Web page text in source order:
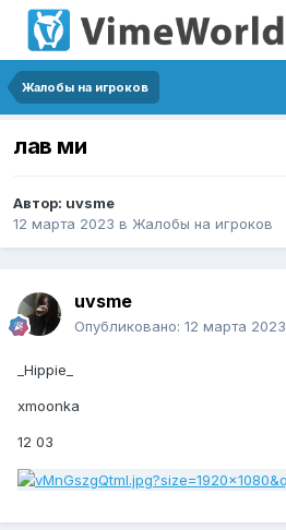
Жалобы на игроков
лав ми
Автор: uvsme
12 марта 2023 в Жалобы на игроков
uvsme
Опубликовано: 12 марта 2023
_Hippie_
xmoonka
12 03